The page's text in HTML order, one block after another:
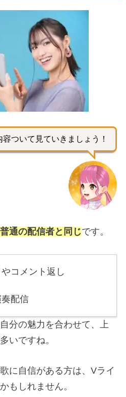
ついて見ていきましょう！
通の配信者と同じです。
コメント返し
奏配信
分の魅力を合わせて、上
いですね。
に自信がある方は、Vライ
もしれません。